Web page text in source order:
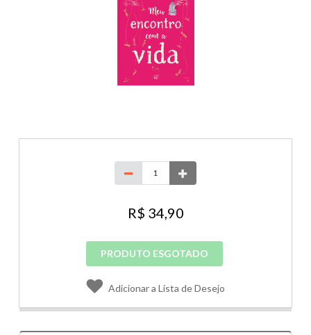
R$ 34,90
PRODUTO ESGOTADO
Adicionar a Lista de Desejo